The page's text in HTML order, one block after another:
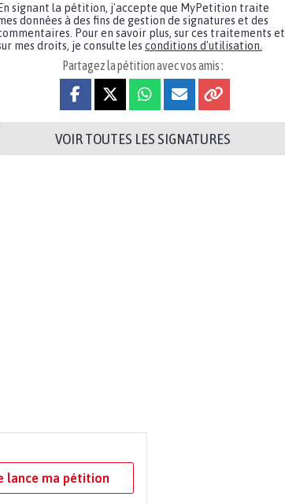
En signant la pétition, j'accepte que MyPetition traite
données à des fins de gestion de signatures et des
Pour en savoir plus, sur ces traitements et
mes droits, je consulte les conditions d'utilisation.
Partagez la pétition avec vos amis :
VOIR TOUTES LES SIGNATURES
lance ma pétition